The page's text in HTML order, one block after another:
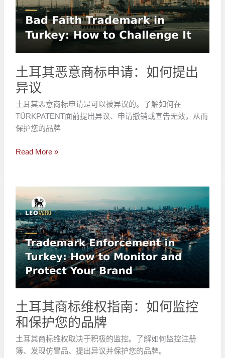
土耳其恶意商标申请：如何提出
异议
土耳其恶意商标申请是可以被异议的。了解如何在
TÜRKPATENT面前提出异议、申请撤销或宣告无效，从而
保护您的品牌
意
商
请：
如
何
提
出
异
议
Read More »
土耳其商标维权指南：如何监控
和保护您的品牌
土耳其商标维权取决于积极的监控。了解如何监控注册
簿、发现仿冒品、提出异议并保护您的品牌。
耳
其
商
标
维
权
指
南：
如
何
监
控
和